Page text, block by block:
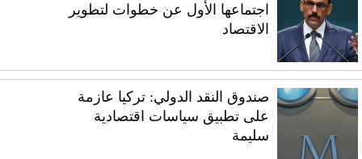
اجتماعها الأول عن خطوات لتطوير
الاقتصاد
صندوق النقد الدولي: تركيا عازمة
على تطبيق سياسات اقتصادية
سليمة